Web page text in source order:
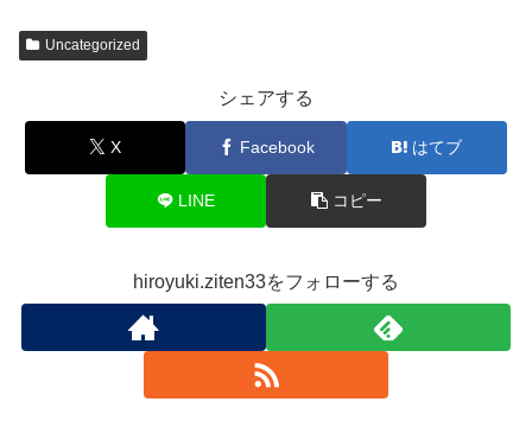
Uncategorized
シェアする
X Facebook はてブ
LINE コピー
hiroyuki.ziten33をフォローする